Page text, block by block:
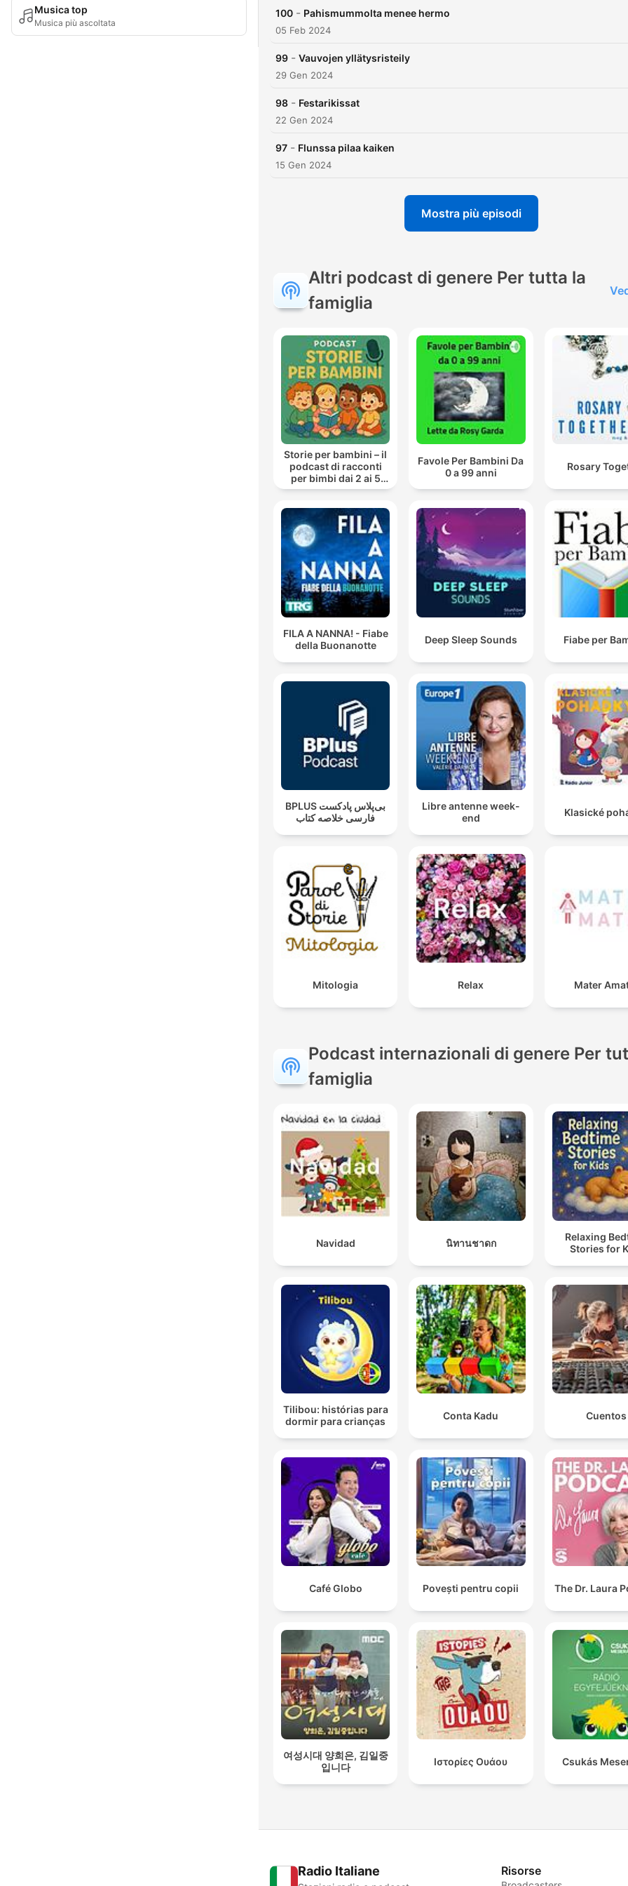
Musica top
Musica più ascoltata
Paula puolestaan
100 - Pahismummolta menee hermo
05 Feb 2024
99 - Vauvojen yllätysristeily
29 Gen 2024
98 - Festarikissat
22 Gen 2024
97 - Flunssa pilaa kaiken
15 Gen 2024
Mostra più episodi
Altri podcast di genere Per tutta la
famiglia
Storie per bambini – il
podcast di racconti
per bimbi dai 2 ai 5
anni
Favole Per Bambini Da
0 a 99 anni
Rosary
FILA A NANNA! - Fiabe
della Buonanotte
Deep Sleep Sounds Fiabe per
‌BPLUS بی‌پلاس پادکست
فارسی خلاصه کتاب
Libre antenne week-
end
Klasické
Mitologia Relax Mater
Podcast internazionali di genere Per
famiglia
Navidad นิทานชาดก
Relaxing
Stories for
Tilibou: histórias para
dormir para crianças
Conta Kadu Cuentos
Café Globo Povești pentru copii The Dr. Laura
여성시대 양희은, 김일중
입니다
Ιστορίες Ουάου Csukás
Radio Italiane Risorse